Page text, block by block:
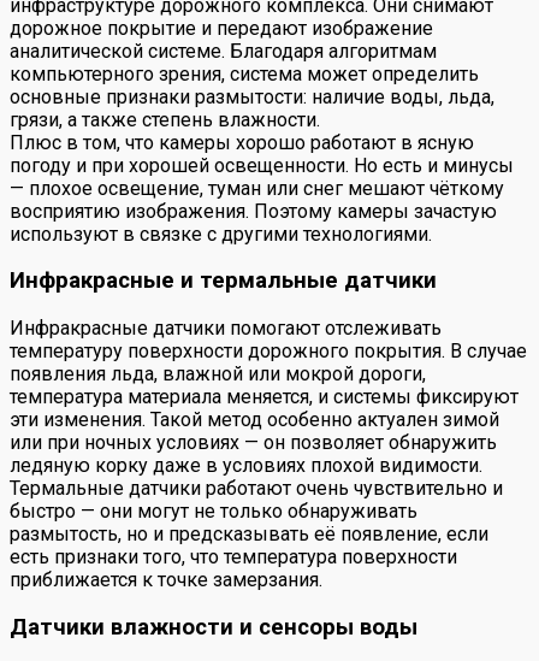
инфраструктуре дорожного комплекса. Они снимают
дорожное покрытие и передают изображение
аналитической системе. Благодаря алгоритмам
компьютерного зрения, система может определить
основные признаки размытости: наличие воды, льда,
грязи, а также степень влажности.
Плюс в том, что камеры хорошо работают в ясную
погоду и при хорошей освещенности. Но есть и минусы
— плохое освещение, туман или снег мешают чёткому
восприятию изображения. Поэтому камеры зачастую
используют в связке с другими технологиями.
Инфракрасные и термальные датчики
Инфракрасные датчики помогают отслеживать
температуру поверхности дорожного покрытия. В случае
появления льда, влажной или мокрой дороги,
температура материала меняется, и системы фиксируют
эти изменения. Такой метод особенно актуален зимой
или при ночных условиях — он позволяет обнаружить
ледяную корку даже в условиях плохой видимости.
Термальные датчики работают очень чувствительно и
быстро — они могут не только обнаруживать
размытость, но и предсказывать её появление, если
есть признаки того, что температура поверхности
приближается к точке замерзания.
Датчики влажности и сенсоры воды